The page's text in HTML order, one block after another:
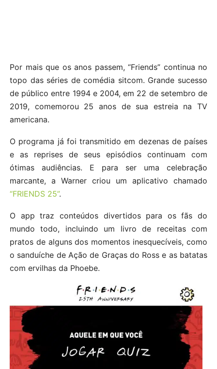
Por mais que os anos passem, “Friends” continua no
topo das séries de comédia sitcom. Grande sucesso
de público entre 1994 e 2004, em 22 de setembro de
2019, comemorou 25 anos de sua estreia na TV
americana.
O programa já foi transmitido em dezenas de países
e as reprises de seus episódios continuam com
ótimas audiências. E para ser uma celebração
marcante, a Warner criou um aplicativo chamado
“FRIENDS 25”.
O app traz conteúdos divertidos para os fãs do
mundo todo, incluindo um livro de receitas com
pratos de alguns dos momentos inesquecíveis, como
o sanduíche de Ação de Graças do Ross e as batatas
com ervilhas da Phoebe.